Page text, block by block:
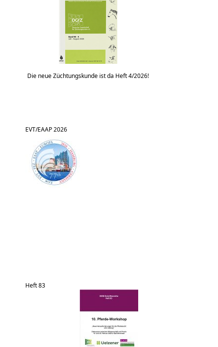
Die neue Züchtungskunde ist da Heft 4/2026!
EVT/EAAP 2026
Heft 83